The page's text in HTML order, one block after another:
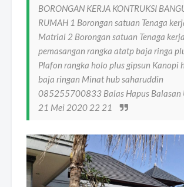
BORONGAN KERJA KONTRUKSI
RUMAH 1 Borongan satuan Tenaga
Matrial 2 Borongan satuan Tenaga
pemasangan rangka atatp baja ringa
Plafon rangka holo plus gipsun Kanopi
baja ringan Minat hub saharuddin
085255700833 Balas Hapus Balasan
21 Mei 2020 22 21